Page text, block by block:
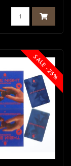
SALE -25%